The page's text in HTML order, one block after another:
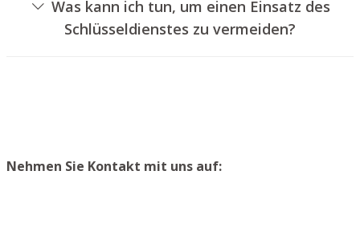
Türschloss aufzubohren. Wir setzen Ihnen jedoch einen
neuen Türzylinder ein, sodass die Eingangstür wieder
Was kann ich tun, um einen Einsatz des
Schlüsseldienstes zu vermeiden?
Nehmen Sie Kontakt mit uns auf: